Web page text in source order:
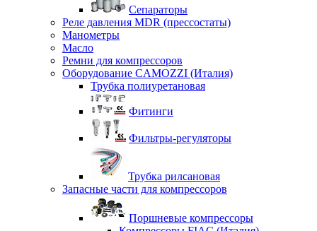
Сепараторы
Реле давления MDR (прессостаты)
Манометры
Масло
Ремни для компрессоров
Оборудование CAMOZZI (Италия)
Трубка полиуретановая
Фитинги
Фильтры-регуляторы
Трубка рилсановая
Запасные части для компрессоров
Поршневые компрессоры